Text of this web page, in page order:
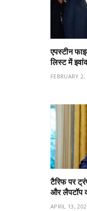
एपस्टीन
लिस्ट में
FEBRUARY
टैरिफ पर
और लैपटॉप
APRIL 13,